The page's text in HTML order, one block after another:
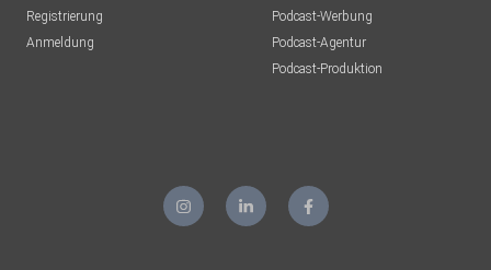
Registrierung
Anmeldung
Podcast-Werbung
Podcast-Agentur
Podcast-Produktion